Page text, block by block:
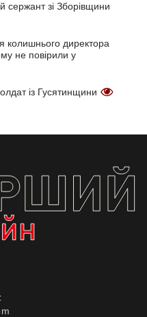
сержант зі Зборівщини
колишнього директора
не повірили у
із Гусятинщини